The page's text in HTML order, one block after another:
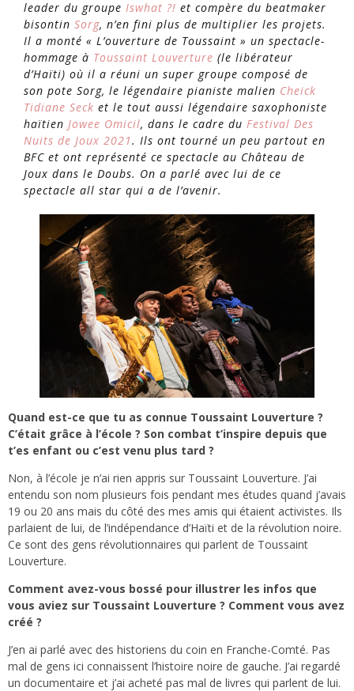
leader du groupe Iswhat ?! et compère du beatmaker
bisontin Sorg, n’en fini plus de multiplier les projets.
Il a monté « L’ouverture de Toussaint » un spectacle-
hommage à Toussaint Louverture (le libérateur
d’Haïti) où il a réuni un super groupe composé de
son pote Sorg, le légendaire pianiste malien Cheick
Tidiane Seck et le tout aussi légendaire saxophoniste
haïtien Jowee Omicil, dans le cadre du Festival Des
Nuits de Joux 2021. Ils ont tourné un peu partout en
BFC et ont représenté ce spectacle au Château de
Joux dans le Doubs. On a parlé avec lui de ce
spectacle all star qui a de l’avenir.
Quand est-ce que tu as connue Toussaint Louverture ?
C’était grâce à l’école ? Son combat t’inspire depuis que
t’es enfant ou c’est venu plus tard ?
Non, à l’école je n’ai rien appris sur Toussaint Louverture. J’ai
entendu son nom plusieurs fois pendant mes études quand j’avais
19 ou 20 ans mais du côté des mes amis qui étaient activistes. Ils
parlaient de lui, de l’indépendance d’Haïti et de la révolution noire.
Ce sont des gens révolutionnaires qui parlent de Toussaint
Louverture.
Comment avez-vous bossé pour illustrer les infos que
vous aviez sur Toussaint Louverture ? Comment vous avez
créé ?
J’en ai parlé avec des historiens du coin en Franche-Comté. Pas
mal de gens ici connaissent l’histoire noire de gauche. J’ai regardé
un documentaire et j’ai acheté pas mal de livres qui parlent de lui.